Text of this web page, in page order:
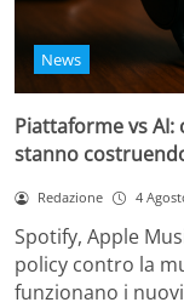
News
Piattaforme vs AI:
stanno
Redazione 4
Spotify, Apple
policy contro la
funzionano i